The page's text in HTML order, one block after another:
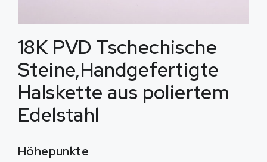
18K PVD Tschechische
Steine,Handgefertigte
Halskette aus poliertem
Edelstahl
Höhepunkte